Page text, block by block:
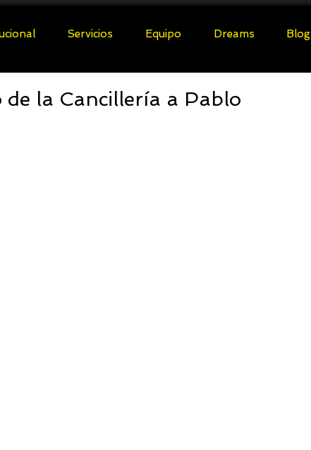
Servicios Equipo Dreams Blog
de la Cancillería a Pablo